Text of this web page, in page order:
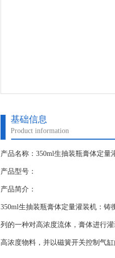
基础信息
Product information
产品名称：350ml生抽装瓶膏体定量
产品型号：
产品简介：
350ml生抽装瓶膏体定量灌装机：
列的一种对高浓度流体，膏体进行
高浓度物料，并以磁簧开关控制气缸